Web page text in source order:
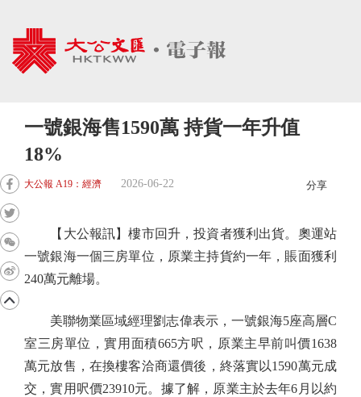
一號銀海售1590萬 持貨一年升值
18%
大公報 A19：經濟 2026-06-22 分享
【大公報訊】樓市回升，投資者獲利出貨。奧運站
一號銀海一個三房單位，原業主持貨約一年，賬面獲利
240萬元離場。
美聯物業區域經理劉志偉表示，一號銀海5座高層C
室三房單位，實用面積665方呎，原業主早前叫價1638
萬元放售，在換樓客洽商還價後，終落實以1590萬元成
交，實用呎價23910元。據了解，原業主於去年6月以約